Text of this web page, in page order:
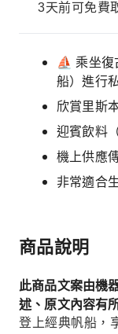
3天前可免費
⛵ 乘坐復
船）進行
欣賞里斯
迎賓飲料
機上供應
非常適合
商品說明
此商品文案由機
述、原文內容有
登上經典帆船，